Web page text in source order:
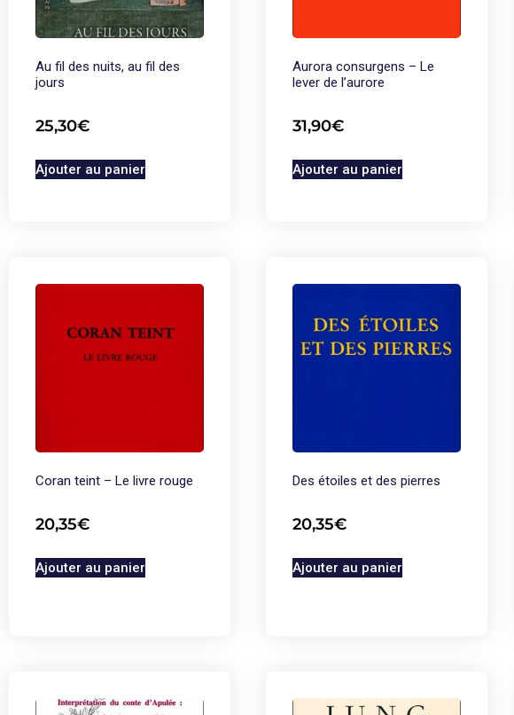
Au fil des nuits, au fil des
jours
25,30€
Ajouter au panier
Aurora consurgens – Le
lever de l’aurore
31,90€
Ajouter au panier
Coran teint – Le livre rouge
20,35€
Ajouter au panier
Des étoiles et des pierres
20,35€
Ajouter au panier